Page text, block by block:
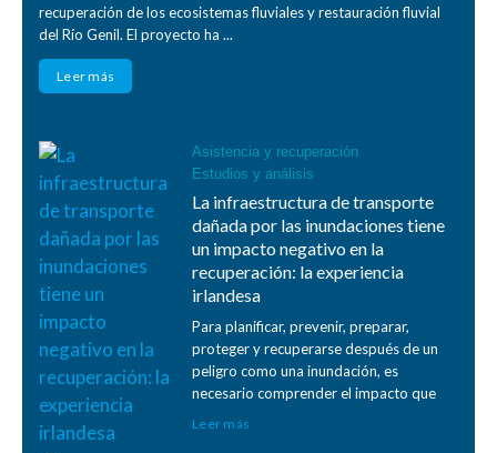
recuperación de los ecosistemas fluviales y restauración fluvial
del Río Genil. El proyecto ha ...
Leer más
Asistencia y recuperación
Estudios y análisis
La infraestructura de transporte
dañada por las inundaciones tiene
un impacto negativo en la
recuperación: la experiencia
irlandesa
Para planificar, prevenir, preparar,
proteger y recuperarse después de un
peligro como una inundación, es
necesario comprender el impacto que
Leer más